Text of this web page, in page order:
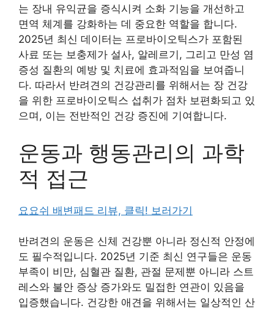
는 장내 유익균을 증식시켜 소화 기능을 개선하고
면역 체계를 강화하는 데 중요한 역할을 합니다.
2025년 최신 데이터는 프로바이오틱스가 포함된
사료 또는 보충제가 설사, 알레르기, 그리고 만성 염
증성 질환의 예방 및 치료에 효과적임을 보여줍니
다. 따라서 반려견의 건강관리를 위해서는 장 건강
을 위한 프로바이오틱스 섭취가 점차 보편화되고 있
으며, 이는 전반적인 건강 증진에 기여합니다.
운동과 행동관리의 과학
적 접근
요요쉬 배변패드 리뷰, 클릭! 보러가기
반려견의 운동은 신체 건강뿐 아니라 정신적 안정에
도 필수적입니다. 2025년 기준 최신 연구들은 운동
부족이 비만, 심혈관 질환, 관절 문제뿐 아니라 스트
레스와 불안 증상 증가와도 밀접한 연관이 있음을
입증했습니다. 건강한 애견을 위해서는 일상적인 산